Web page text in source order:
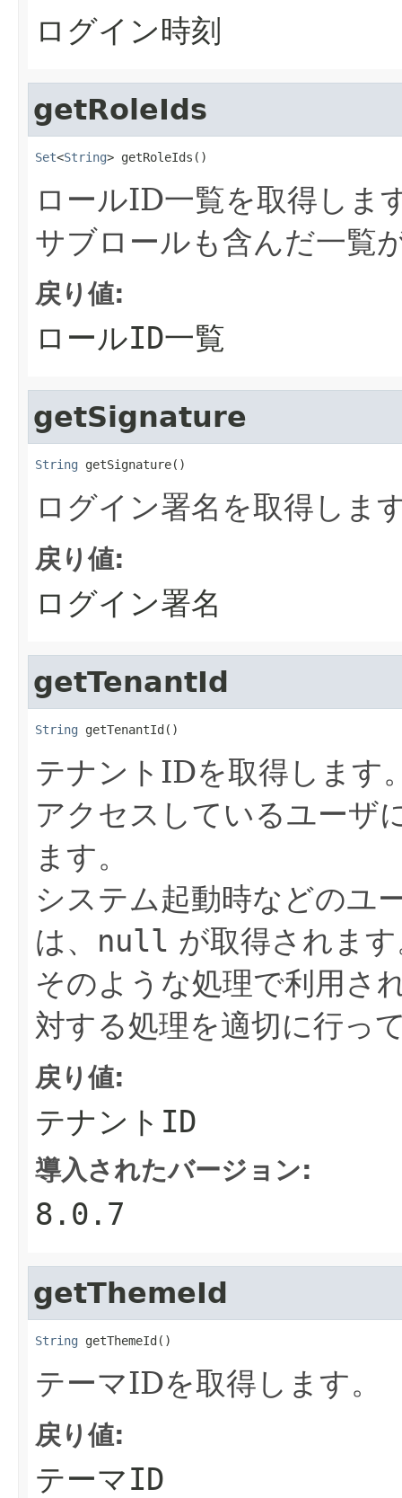
ログイン時刻
getRoleIds
Set<String> getRoleIds()
ロールID一覧を取得しま
サブロールも含んだ一覧
戻り値:
ロールID一覧
getSignature
String getSignature()
ログイン署名を取得しま
戻り値:
ログイン署名
getTenantId
String getTenantId()
テナントIDを取得します
アクセスしているユーザ
ます。
システム起動時などのユ
は、 null が取得されま
そのような処理で利用さ
対する処理を適切に行っ
戻り値:
テナントID
導入されたバージョン:
8.0.7
getThemeId
String getThemeId()
テーマIDを取得します。
戻り値:
テーマID